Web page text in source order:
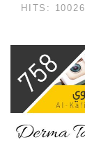
HITS: 10026